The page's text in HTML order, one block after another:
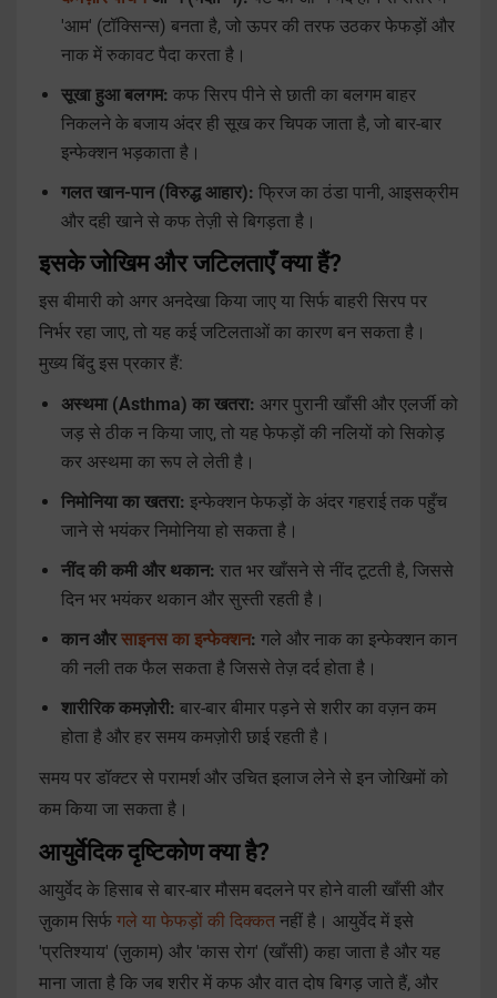
'आम' (टॉक्सिन्स) बनता है, जो ऊपर की तरफ उठकर फेफड़ों और
नाक में रुकावट पैदा करता है।
सूखा हुआ बलगम: कफ सिरप पीने से छाती का बलगम बाहर
निकलने के बजाय अंदर ही सूख कर चिपक जाता है, जो बार-बार
इन्फेक्शन भड़काता है।
गलत खान-पान (विरुद्ध आहार): फ्रिज का ठंडा पानी, आइसक्रीम
और दही खाने से कफ तेज़ी से बिगड़ता है।
इसके जोखिम और जटिलताएँ क्या हैं?
इस बीमारी को अगर अनदेखा किया जाए या सिर्फ बाहरी सिरप पर
निर्भर रहा जाए, तो यह कई जटिलताओं का कारण बन सकता है।
मुख्य बिंदु इस प्रकार हैं:
अस्थमा (Asthma) का खतरा: अगर पुरानी खाँसी और एलर्जी को
जड़ से ठीक न किया जाए, तो यह फेफड़ों की नलियों को सिकोड़
कर अस्थमा का रूप ले लेती है।
निमोनिया का खतरा: इन्फेक्शन फेफड़ों के अंदर गहराई तक पहुँच
जाने से भयंकर निमोनिया हो सकता है।
नींद की कमी और थकान: रात भर खाँसने से नींद टूटती है, जिससे
दिन भर भयंकर थकान और सुस्ती रहती है।
कान औरसाइनस का इन्फेक्शन: गले और नाक का इन्फेक्शन कान
की नली तक फैल सकता है जिससे तेज़ दर्द होता है।
शारीरिक कमज़ोरी: बार-बार बीमार पड़ने से शरीर का वज़न कम
होता है और हर समय कमज़ोरी छाई रहती है।
समय पर डॉक्टर से परामर्श और उचित इलाज लेने से इन जोखिमों को
कम किया जा सकता है।
आयुर्वेदिक दृष्टिकोण क्या है?
आयुर्वेद के हिसाब से बार-बार मौसम बदलने पर होने वाली खाँसी और
ज़ुकाम सिर्फ गले या फेफड़ों की दिक्कत नहीं है। आयुर्वेद में इसे
'प्रतिश्याय' (ज़ुकाम) और 'कास रोग' (खाँसी) कहा जाता है और यह
माना जाता है कि जब शरीर में कफ और वात दोष बिगड़ जाते हैं, और